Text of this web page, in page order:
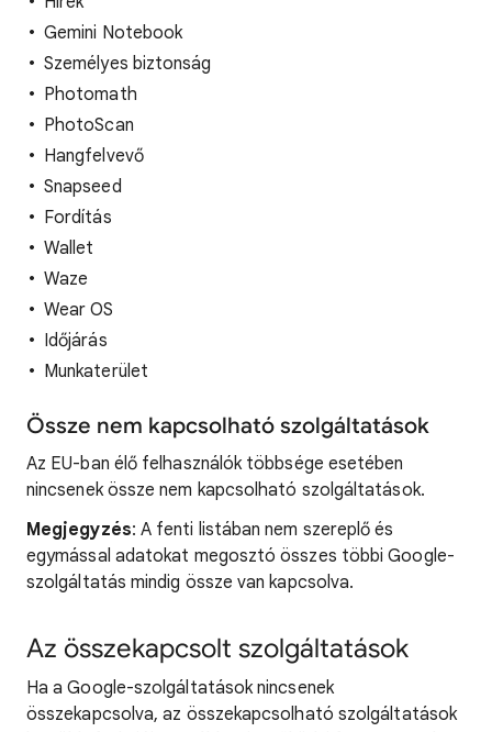
Gemini Notebook
Személyes biztonság
Photomath
PhotoScan
Hangfelvevő
Snapseed
Fordítás
Wallet
Waze
Wear OS
Időjárás
Munkaterület
Össze nem kapcsolható szolgáltatások
Az EU-ban élő felhasználók többsége esetében
nincsenek össze nem kapcsolható szolgáltatások.
Megjegyzés: A fenti listában nem szereplő és
egymással adatokat megosztó összes többi Google-
szolgáltatás mindig össze van kapcsolva.
Az összekapcsolt szolgáltatások
Ha a Google-szolgáltatások nincsenek
összekapcsolva, az összekapcsolható szolgáltatások